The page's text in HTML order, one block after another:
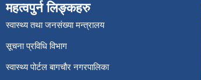
महत्वपुर्न लिङ्कहरु
स्वास्थ्य तथा जनसंख्या मन्त्रालय
सूचना प्रविधि विभाग
स्वास्थ्य पोर्टल बागचौर नगरपालिका